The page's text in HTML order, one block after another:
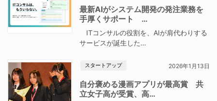
最新AIがシステム開発の発注業務を
手厚くサポート …
ITコンサルの役割を、AIが肩代わりする
サービスが誕生した…
スタートアップ 2026年1月13日
自分褒める漫画アプリが最高賞 共
立女子高が受賞、高…